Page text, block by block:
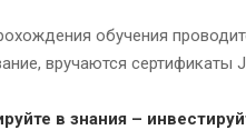
обучения
вручаются
в знания –